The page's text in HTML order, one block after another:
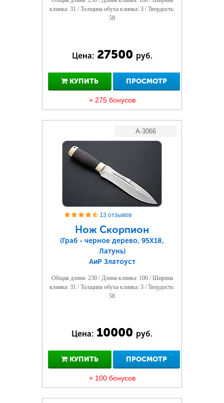
клинка: 31 / Толщина обуха клинка: 3 / Твердость:
58
Цена: 27500 руб.
КУПИТЬ ПРОСМОТР
+ 275 бонусов
A-3066
13 отзывов
Нож Скорпион
(Граб - черное дерево, 95Х18,
Латунь)
АиР Златоуст
Общая длина: 230 / Длина клинка: 100 / Ширина
клинка: 31 / Толщина обуха клинка: 3 / Твердость:
58
Цена: 10000 руб.
КУПИТЬ ПРОСМОТР
+ 100 бонусов